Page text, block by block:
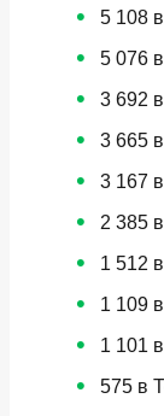
5 108
5 076
3 692
3 665
3 167
2 385
1 512
1 109
1 101
575 в